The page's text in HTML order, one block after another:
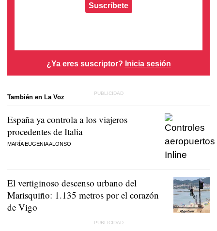
Suscríbete
¿Ya eres suscriptor? Inicia sesión
También en La Voz
España ya controla a los viajeros
procedentes de Italia
MARÍA EUGENIA ALONSO
El vertiginoso descenso urbano del
Marisquiño: 1.135 metros por el corazón
de Vigo